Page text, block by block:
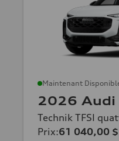
Maintenant
2026 Audi
Technik TFSI
Prix:61 040,00 $